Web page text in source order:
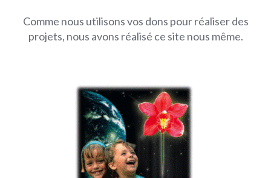
Comme nous utilisons vos dons pour réaliser des
projets, nous avons réalisé ce site nous même.